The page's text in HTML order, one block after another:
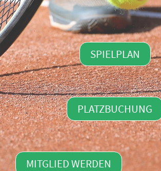
SPIELPLAN
PLATZBUCHUNG
MITGLIED WERDEN